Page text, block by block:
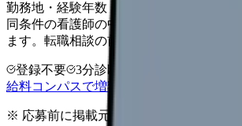
勤務地・経験年数・施設タイプ・夜勤回
同条件の看護師の中での現在地と、年収
ます。転職相談の前に、まず数字で整理
登録不要 3分診断
給料コンパスで増額余地を確認する
※ 応募前に掲載元の最新情報を確認して